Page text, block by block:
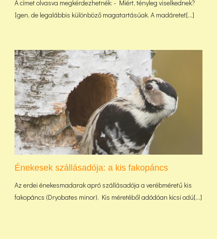
A címet olvasva megkérdezhetnék: - Miért, tényleg viselkednek?
Igen, de legalábbis különböző magatartásúak. A madáretet[...]
Énekesek szállásadója: a kis fakopáncs
Az erdei énekesmadarak apró szállásadója a verébméretű kis
fakopáncs (Dryobates minor). Kis méretéből adódóan kicsi odú[...]